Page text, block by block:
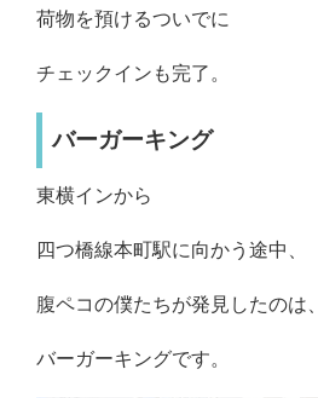
荷物を預けるついでに
チェックインも完了。
バーガーキング
東横インから
四つ橋線本町駅に向かう途中、
腹ペコの僕たちが発見したのは、
バーガーキングです。